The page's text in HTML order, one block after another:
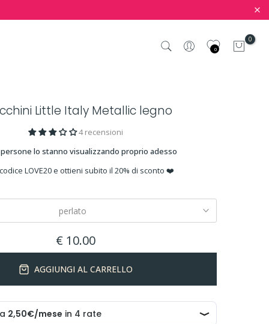
0
0
Little Italy Metallic legno
4 recensioni
lo stanno visualizzando proprio adesso
LOVE20 e ottieni subito il 20% di sconto ❤️
perlato
€ 10.00
AGGIUNGI AL CARRELLO